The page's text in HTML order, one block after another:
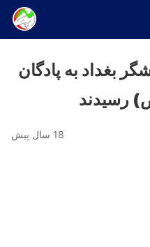
بغداد به پادگان
رسیدند
18 سال پیش